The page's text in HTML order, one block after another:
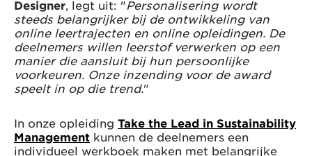
Designer, legt uit: "Personalisering wordt
steeds belangrijker bij de ontwikkeling van
online leertrajecten en online opleidingen. De
deelnemers willen leerstof verwerken op een
manier die aansluit bij hun persoonlijke
voorkeuren. Onze inzending voor de award
speelt in op die trend."
In onze opleiding Take the Lead in Sustainability
Management kunnen de deelnemers een
individueel werkboek maken met belangrijke